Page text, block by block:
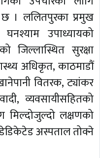
। ललितपुरका प्रमुख
उपाध्यायको
जिल्लास्थित सुरक्षा
अधिकृत, काठमाडौं
वितरक, ट्यांकर
व्यवसायीसहितको
लक्षणको
अस्पताल तोक्ने